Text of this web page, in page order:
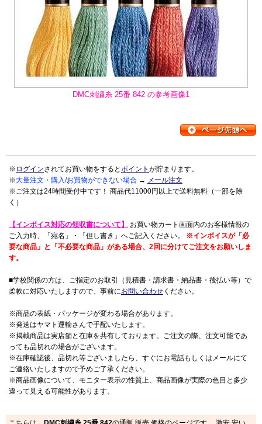
DMC刺繍糸 25番 842 の参考画像1
※ ログインされてお買い物をするとポイント が貯まります。
※大量注文・購入/お買物ができない場合 → メール注文
※ご注文は24時間受付中です！ 商品代11000円以上で送料無料（一部を除
く）
【インボイス対応の領収書について】
お買い物カート画面内のお客様情報の
ご入力時、「宛名」・「但し書き」へご記入ください。 ※インボイスが「必
要な商品」と「不必要な商品」がある場合、2回に分けてご注文をお願いしま
す。
■学校関係の方は、ご指定のお取引（見積書・請求書・納品書・後払い等）で
柔軟に対応いたしますので、事前にお問い合わせ ください。
※商品の表紙・パッケージが変わる場合があります。
※発送はヤマト運輸さんで手配いたします。
※掲載商品は実店舗と在庫を共有しております。ご注文の際、注文可能であ
っても品切れの場合がございます。
※在庫確認後、品切れ等ございましたら、すぐにお電話もしくはメールにて
ご連絡いたしますので予めご了承ください。
※商品画像について、モニター表示の性質上、商品画像が実際の色目と多少
違って見える可能性があります。